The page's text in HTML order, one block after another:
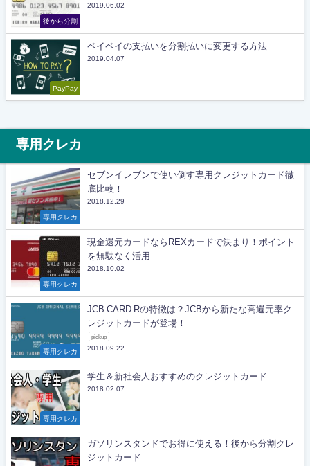
後から分割
2019.06.02
PayPay
ペイペイの支払いを分割払いに変更する方法
2019.04.07
専用クレカ
専用クレカ
セブンイレブンで使い倒す専用クレジットカード徹
底比較！
2018.12.29
専用クレカ
現金還元カードならREXカードで決まり！ポイント
を無駄なく活用
2018.10.02
専用クレカ
JCB CARD Rの特徴は？JCBから新たな高還元率ク
レジットカードが登場！
pickup
2018.09.22
専用クレカ
学生＆新社会人おすすめのクレジットカード
2018.02.07
ガソリンスタンドでお得に使える！後から分割クレ
ジットカード